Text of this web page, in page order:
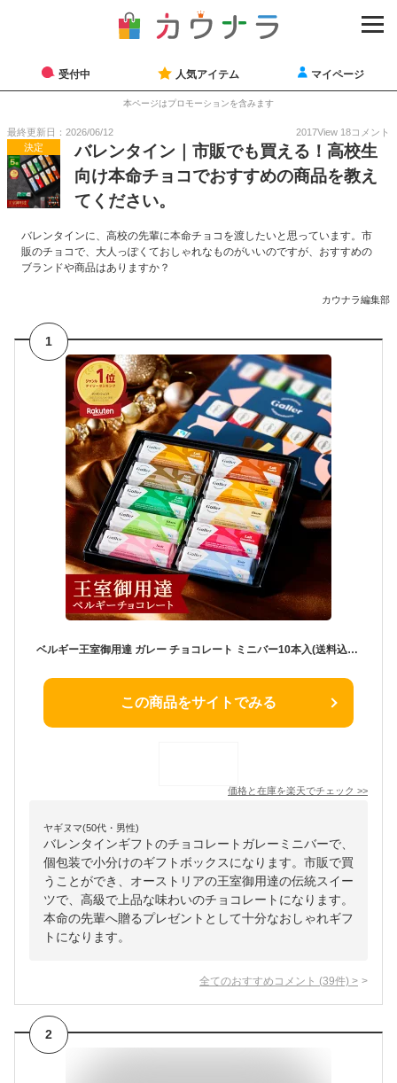
受付中 人気アイテム マイページ
本ページはプロモーションを含みます
最終更新日：2026/06/12 2017View 18コメント
決定
バレンタイン｜市販でも買える！高校生
向け本命チョコでおすすめの商品を教え
てください。
バレンタインに、高校の先輩に本命チョコを渡したいと思っています。市
販のチョコで、大人っぽくておしゃれなものがいいのですが、おすすめの
ブランドや商品はありますか？
カウナラ編集部
1
ベルギー王室御用達 ガレー チョコレート ミニバー10本入(送料込) 詰め合わせ 2026 まだ 間に合う 父の日 ギフト スイーツ お菓子 チョコ 個包装 小分け 会社 職場 退職 祝い 挨拶 出産 内祝い お返し 手土産 誕生日 プレゼント 有名 高級 可愛い おしゃれ 人気 お中元 早割
この商品をサイトでみる
価格と在庫を楽天でチェック >>
ヤギヌマ(50代・男性)
バレンタインギフトのチョコレートガレーミニバーで、
個包装で小分けのギフトボックスになります。市販で買
うことができ、オーストリアの王室御用達の伝統スイー
ツで、高級で上品な味わいのチョコレートになります。
本命の先輩へ贈るプレゼントとして十分なおしゃれギフ
トになります。
全てのおすすめコメント (39件) >
2